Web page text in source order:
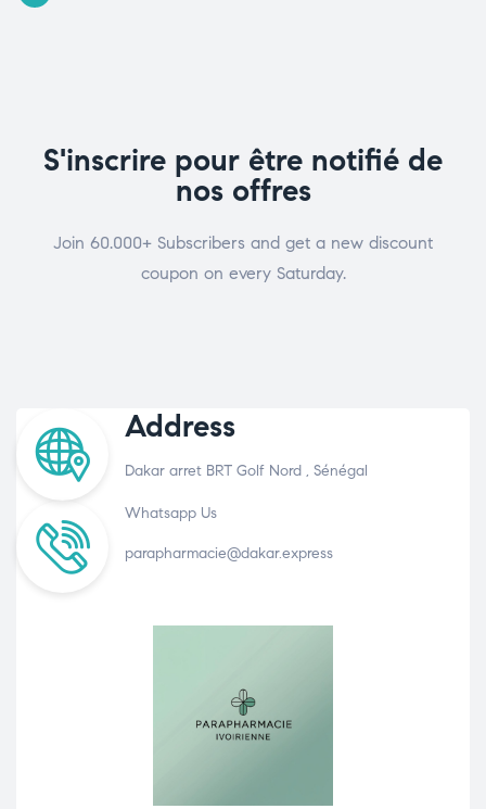
S'inscrire pour être notifié de
nos offres
Join 60.000+ Subscribers and get a new discount
coupon on every Saturday.
Address
Dakar arret BRT Golf Nord , Sénégal
Whatsapp Us
parapharmacie@dakar.express